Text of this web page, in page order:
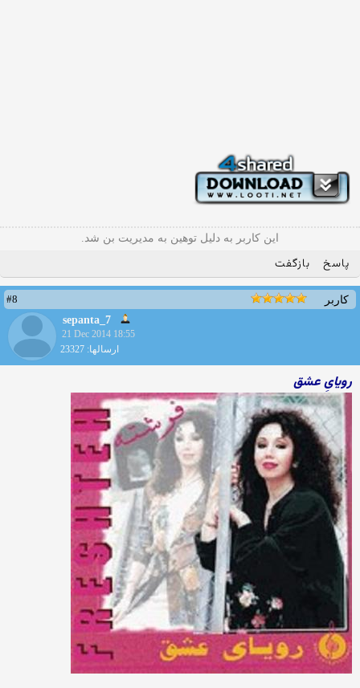
این کاربر به دلیل توهین به مدیریت بن شد.
پاسخ بازگفت
کاربر
#8
sepanta_7
21 Dec 2014 18:55
ارسالها: 23327
رویایِ عشق